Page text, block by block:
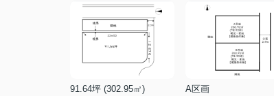
91.64坪 (302.95㎡)
A区画